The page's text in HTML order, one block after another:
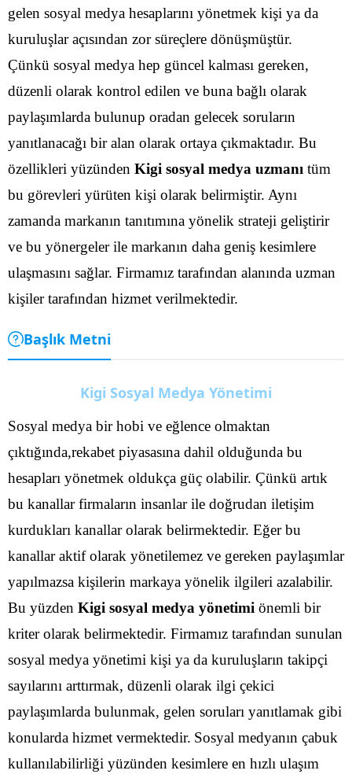
gelen sosyal medya hesaplarını yönetmek kişi ya da
kuruluşlar açısından zor süreçlere dönüşmüştür.
Çünkü sosyal medya hep güncel kalması gereken,
düzenli olarak kontrol edilen ve buna bağlı olarak
paylaşımlarda bulunup oradan gelecek soruların
yanıtlanacağı bir alan olarak ortaya çıkmaktadır. Bu
özellikleri yüzünden Kigi sosyal medya uzmanı tüm
bu görevleri yürüten kişi olarak belirmiştir. Aynı
zamanda markanın tanıtımına yönelik strateji geliştirir
ve bu yönergeler ile markanın daha geniş kesimlere
ulaşmasını sağlar. Firmamız tarafından alanında uzman
kişiler tarafından hizmet verilmektedir.
Başlık Metni
Kigi Sosyal Medya Yönetimi
Sosyal medya bir hobi ve eğlence olmaktan
çıktığında,rekabet piyasasına dahil olduğunda bu
hesapları yönetmek oldukça güç olabilir. Çünkü artık
bu kanallar firmaların insanlar ile doğrudan iletişim
kurdukları kanallar olarak belirmektedir. Eğer bu
kanallar aktif olarak yönetilemez ve gereken paylaşımlar
yapılmazsa kişilerin markaya yönelik ilgileri azalabilir.
Bu yüzden Kigi sosyal medya yönetimi önemli bir
kriter olarak belirmektedir. Firmamız tarafından sunulan
sosyal medya yönetimi kişi ya da kuruluşların takipçi
sayılarını arttırmak, düzenli olarak ilgi çekici
paylaşımlarda bulunmak, gelen soruları yanıtlamak gibi
konularda hizmet vermektedir. Sosyal medyanın çabuk
kullanılabilirliği yüzünden kesimlere en hızlı ulaşım